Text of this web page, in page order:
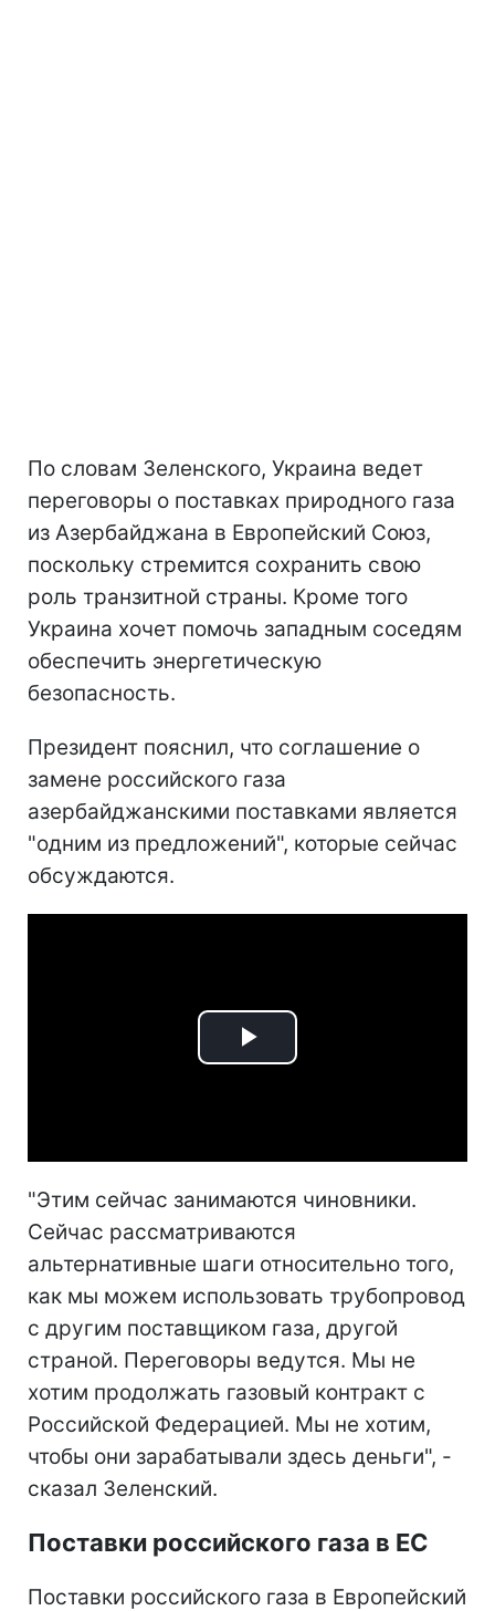
По словам Зеленского, Украина ведет
переговоры о поставках природного газа
из Азербайджана в Европейский Союз,
поскольку стремится сохранить свою
роль транзитной страны. Кроме того
Украина хочет помочь западным соседям
обеспечить энергетическую
безопасность.
Президент пояснил, что соглашение о
замене российского газа
азербайджанскими поставками является
"одним из предложений", которые сейчас
обсуждаются.
Play
"Этим сейчас занимаются чиновники.
Сейчас рассматриваются
альтернативные шаги относительно того,
как мы можем использовать трубопровод
с другим поставщиком газа, другой
страной. Переговоры ведутся. Мы не
хотим продолжать газовый контракт с
Российской Федерацией. Мы не хотим,
чтобы они зарабатывали здесь деньги", -
сказал Зеленский.
Поставки российского газа в ЕС
Поставки российского газа в Европейский